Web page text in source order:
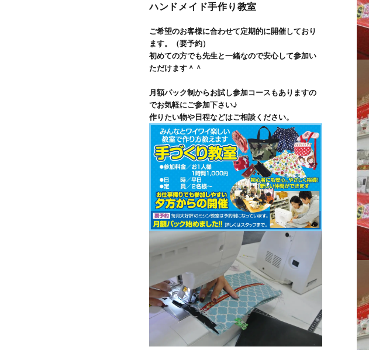
ハンドメイド手作り教室
ご希望のお客様に合わせて定期的に開催しており
ます。（要予約）
初めての方でも先生と一緒なので安心して参加い
ただけます＾＾
月額パック制からお試し参加コースもありますの
でお気軽にご参加下さい♪
作りたい物や日程などはご相談ください。